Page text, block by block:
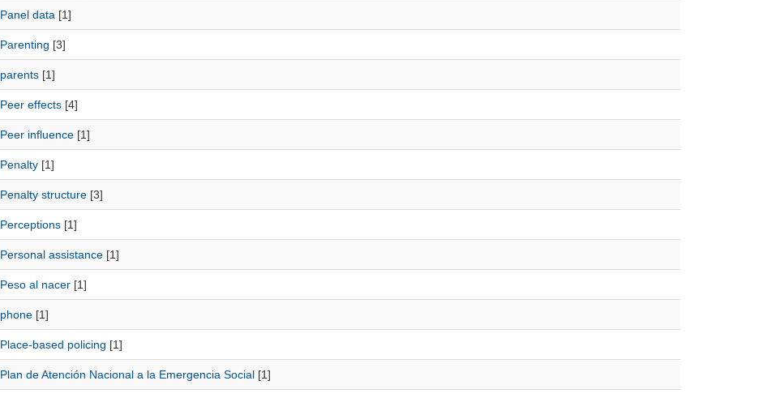
Panel data [1]
Parenting [3]
parents[1]
Peer effects[4]
Peer influence[1]
Penalty[1]
Penalty structure[3]
Perceptions[1]
Personal assistance[1]
Peso al nacer[1]
phone[1]
Place-based policing [1]
Plan de Atención Nacional a la Emergencia Social[1]